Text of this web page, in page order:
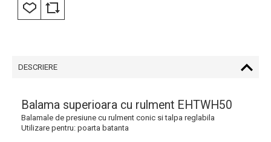
DESCRIERE
Balama superioara cu rulment EHTWH50
Balamale de presiune cu rulment conic si talpa reglabila
Utilizare pentru: poarta batanta